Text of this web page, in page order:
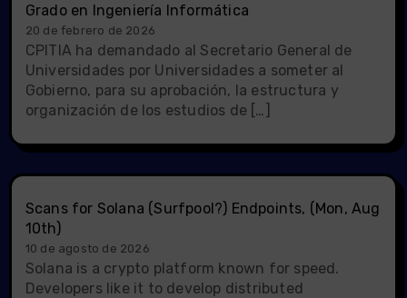
Grado en Ingeniería Informática
20 de febrero de 2026
CPITIA ha demandado al Secretario General de
Universidades por Universidades a someter al
Gobierno, para su aprobación, la estructura y
organización de los estudios de […]
Scans for Solana (Surfpool?) Endpoints, (Mon, Aug
10th)
10 de agosto de 2026
Solana is a crypto platform known for speed.
Developers like it to develop distributed